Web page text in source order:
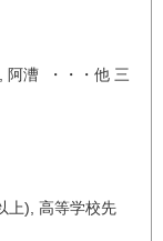
阿漕 ・・・他 三
上), 高等学校先